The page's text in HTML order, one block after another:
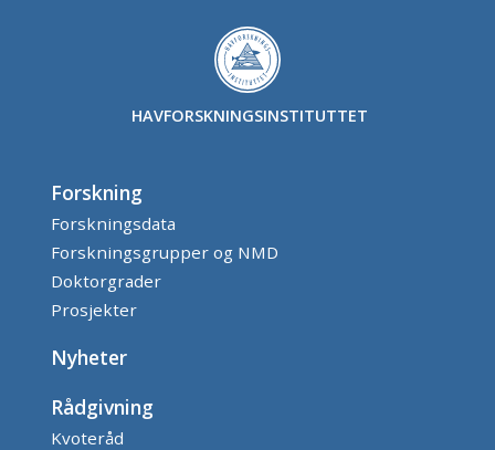
HAVFORSKNINGSINSTITUTTET
Forskning
Forskningsdata
Forskningsgrupper og NMD
Doktorgrader
Prosjekter
Nyheter
Rådgivning
Kvoteråd